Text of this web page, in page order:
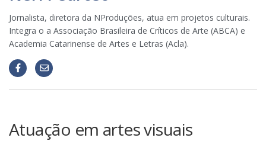
Jornalista, diretora da NProduções, atua em projetos culturais.
Integra o a Associação Brasileira de Críticos de Arte (ABCA) e
Academia Catarinense de Artes e Letras (Acla).
Atuação em artes visuais